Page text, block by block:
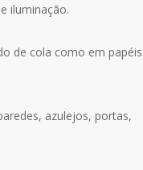
iluminação.
de cola como em papéis
azulejos, portas,